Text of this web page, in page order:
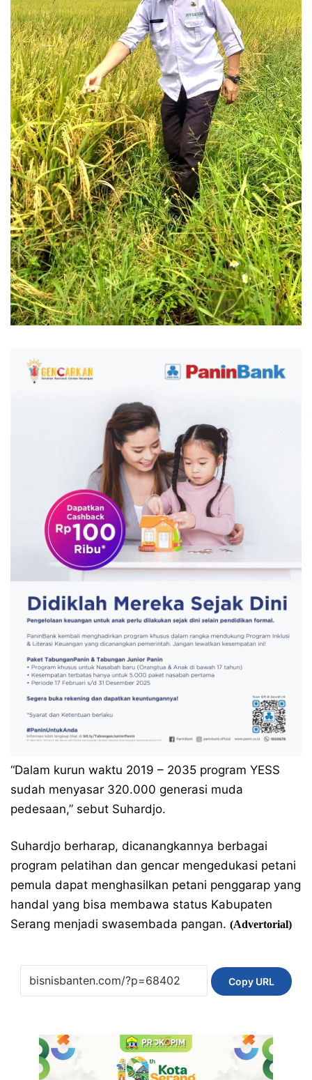
“Dalam kurun waktu 2019 – 2035 program YESS
sudah menyasar 320.000 generasi muda
pedesaan,” sebut Suhardjo.
Suhardjo berharap, dicanangkannya berbagai
program pelatihan dan gencar mengedukasi petani
pemula dapat menghasilkan petani penggarap yang
handal yang bisa membawa status Kabupaten
Serang menjadi swasembada pangan. (Advertorial)
Copy URL